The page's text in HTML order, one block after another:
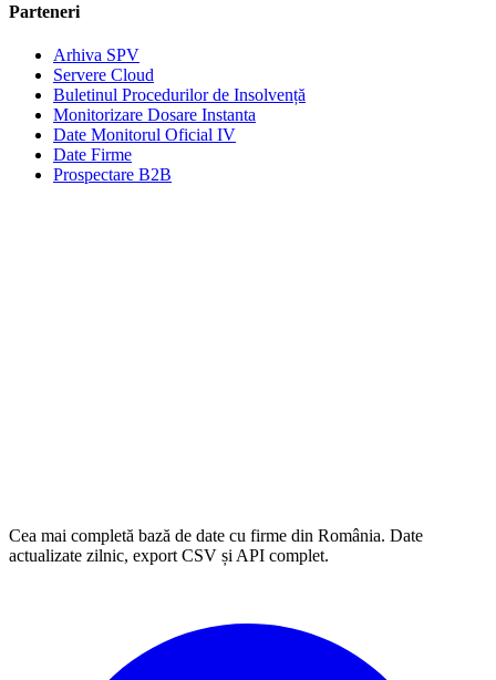
Parteneri
Arhiva SPV
Servere Cloud
Buletinul Procedurilor de Insolvență
Monitorizare Dosare Instanta
Date Monitorul Oficial IV
Date Firme
Prospectare B2B
Cea mai completă bază de date cu firme din România. Date
actualizate zilnic, export CSV și API complet.